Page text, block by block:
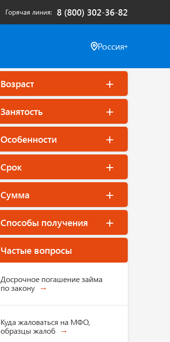
Горячая линия 8 (800) 302-36-82
Россия
Возраст
Занятость
Особенности
Срок
Сумма
Способы получения
Частые вопросы
Досрочное погашение займа
по закону
Куда жаловаться на МФО,
образцы жалоб